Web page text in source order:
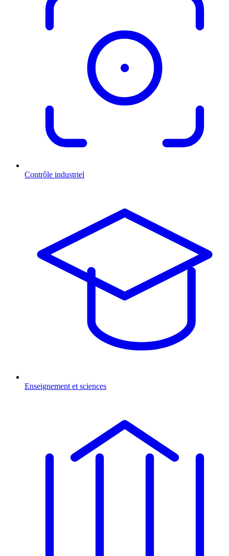
Contrôle industriel
Enseignement et sciences